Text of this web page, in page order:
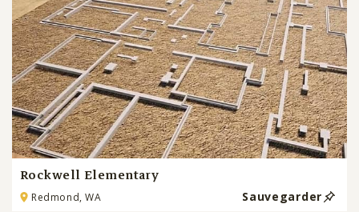
Rockwell Elementary
Redmond, WA Sauvegarder